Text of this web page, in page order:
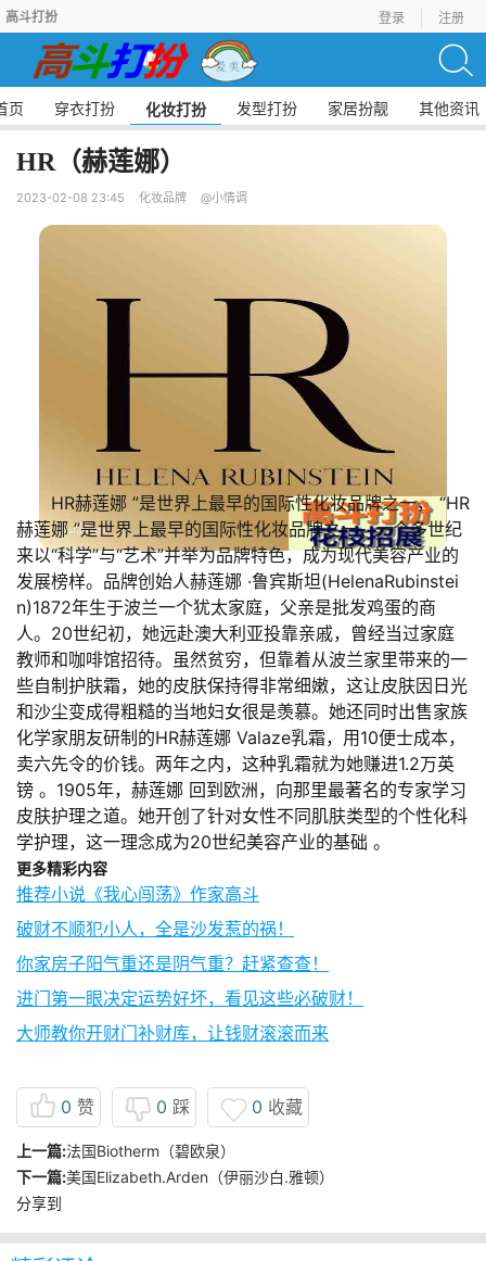
高斗打扮 登录 注册
页 穿衣打扮 化妆打扮 发型打扮 家居扮靓 其他资讯
HR（赫莲娜）
2023-02-08 23:45 化妆品牌 @小情调
HR赫莲娜 ”是世界上最早的国际性化妆品牌之一， “HR
赫莲娜 ”是世界上最早的国际性化妆品牌之一，一个多世纪
来以“科学”与“艺术”并举为品牌特色，成为现代美容产业的
发展榜样。品牌创始人赫莲娜 ·鲁宾斯坦(HelenaRubinstei
n)1872年生于波兰一个犹太家庭，父亲是批发鸡蛋的商
人。20世纪初，她远赴澳大利亚投靠亲戚，曾经当过家庭
教师和咖啡馆招待。虽然贫穷，但靠着从波兰家里带来的一
些自制护肤霜，她的皮肤保持得非常细嫩，这让皮肤因日光
和沙尘变成得粗糙的当地妇女很是羡慕。她还同时出售家族
化学家朋友研制的HR赫莲娜 Valaze乳霜，用10便士成本，
卖六先令的价钱。两年之内，这种乳霜就为她赚进1.2万英
镑 。1905年，赫莲娜 回到欧洲，向那里最著名的专家学习
皮肤护理之道。她开创了针对女性不同肌肤类型的个性化科
学护理，这一理念成为20世纪美容产业的基础 。
更多精彩内容
推荐小说《我心闯荡》作家高斗
破财不顺犯小人，全是沙发惹的祸！
你家房子阳气重还是阴气重？赶紧查查！
进门第一眼决定运势好坏，看见这些必破财！
大师教你开财门补财库，让钱财滚滚而来
0 赞 0 踩 0 收藏
上一篇:法国Biotherm（碧欧泉）
下一篇:美国Elizabeth.Arden（伊丽沙白.雅顿）
分享到